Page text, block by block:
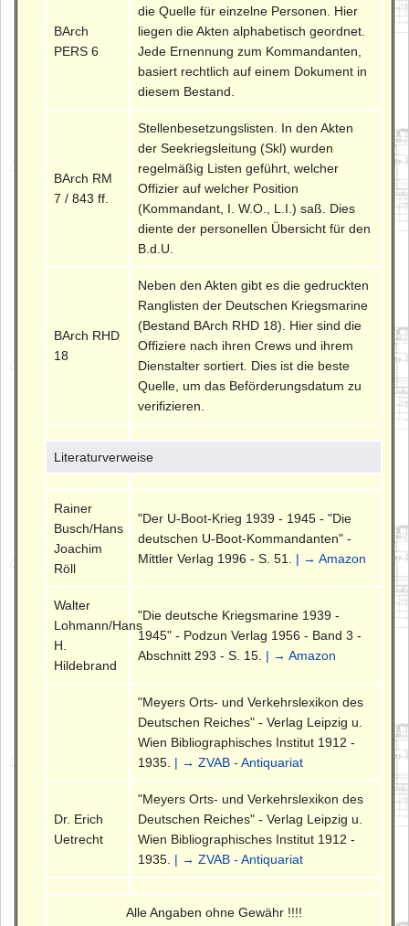
BArch
PERS 6
die Quelle für einzelne Personen. Hier
liegen die Akten alphabetisch geordnet.
Jede Ernennung zum Kommandanten,
basiert rechtlich auf einem Dokument in
diesem Bestand.
BArch RM
7 / 843 ff.
Stellenbesetzungslisten. In den Akten
der Seekriegsleitung (Skl) wurden
regelmäßig Listen geführt, welcher
Offizier auf welcher Position
(Kommandant, I. W.O., L.I.) saß. Dies
diente der personellen Übersicht für den
B.d.U.
BArch RHD
18
Neben den Akten gibt es die gedruckten
Ranglisten der Deutschen Kriegsmarine
(Bestand BArch RHD 18). Hier sind die
Offiziere nach ihren Crews und ihrem
Dienstalter sortiert. Dies ist die beste
Quelle, um das Beförderungsdatum zu
verifizieren.
Literaturverweise
Rainer
Busch/Hans
Joachim
Röll
"Der U-Boot-Krieg 1939 - 1945 - "Die
deutschen U-Boot-Kommandanten" -
Mittler Verlag 1996 - S. 51. | → Amazon
Walter
Lohmann/Hans
H.
Hildebrand
"Die deutsche Kriegsmarine 1939 -
1945" - Podzun Verlag 1956 - Band 3 -
Abschnitt 293 - S. 15. | → Amazon
"Meyers Orts- und Verkehrslexikon des
Deutschen Reiches" - Verlag Leipzig u.
Wien Bibliographisches Institut 1912 -
1935. | → ZVAB - Antiquariat
Dr. Erich
Uetrecht
"Meyers Orts- und Verkehrslexikon des
Deutschen Reiches" - Verlag Leipzig u.
Wien Bibliographisches Institut 1912 -
1935. | → ZVAB - Antiquariat
Alle Angaben ohne Gewähr !!!!